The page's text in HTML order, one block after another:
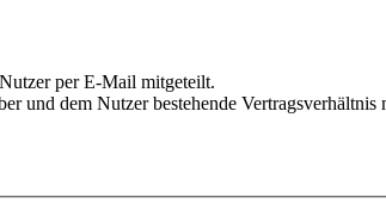
per E-Mail mitgeteilt.
und dem Nutzer bestehende